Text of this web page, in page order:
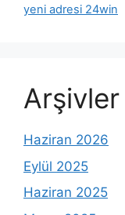
yeni adresi 24win
Arşivler
Haziran 2026
Eylül 2025
Haziran 2025